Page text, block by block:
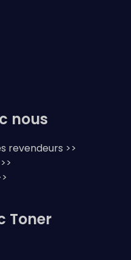
nous
revendeurs >>
Toner